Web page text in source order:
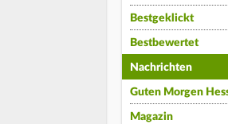
Bestgeklickt
Bestbewertet
Nachrichten
Guten Morgen
Magazin